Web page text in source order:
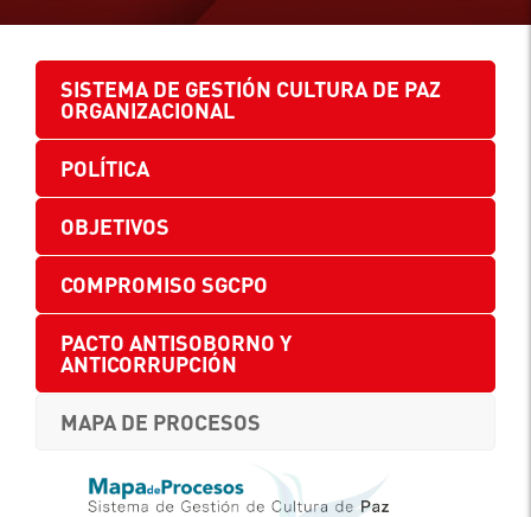
SISTEMA DE GESTIÓN CULTURA DE PAZ
ORGANIZACIONAL
POLÍTICA
OBJETIVOS
COMPROMISO SGCPO
PACTO ANTISOBORNO Y
ANTICORRUPCIÓN
MAPA DE PROCESOS